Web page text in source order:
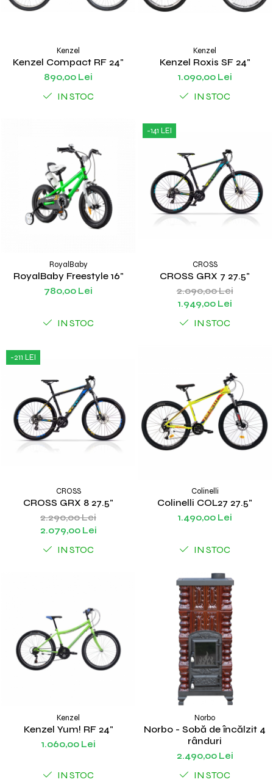
Kenzel
Kenzel Compact RF 24"
890,00 Lei
IN STOC
Kenzel
Kenzel Roxis SF 24"
1.090,00 Lei
IN STOC
RoyalBaby
RoyalBaby Freestyle 16"
780,00 Lei
IN STOC
-141 LEI
CROSS
CROSS GRX 7 27.5"
2.090,00 Lei
1.949,00 Lei
IN STOC
-211 LEI
CROSS
CROSS GRX 8 27.5"
2.290,00 Lei
2.079,00 Lei
IN STOC
Colinelli
Colinelli COL27 27.5"
1.490,00 Lei
IN STOC
Kenzel
Kenzel Yum! RF 24"
1.060,00 Lei
IN STOC
Norbo
Norbo - Sobă de încălzit 4
rânduri
2.490,00 Lei
IN STOC